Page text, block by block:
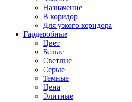
Назначение
В коридор
Для узкого коридора
Гардеробные
Цвет
Белые
Светлые
Серые
Темные
Цена
Элитные